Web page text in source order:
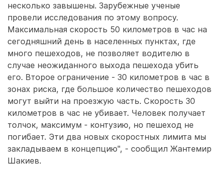
несколько завышены. Зарубежные ученые
провели исследования по этому вопросу.
Максимальная скорость 50 километров в час на
сегодняшний день в населенных пунктах, где
много пешеходов, не позволяет водителю в
случае неожиданного выхода пешехода убить
его. Второе ограничение - 30 километров в час в
зонах риска, где большое количество пешеходов
могут выйти на проезжую часть. Скорость 30
километров в час не убивает. Человек получает
толчок, максимум - контузию, но пешеход не
погибает. Эти два новых скоростных лимита мы
закладываем в концепцию", - сообщил Жантемир
Шакиев.